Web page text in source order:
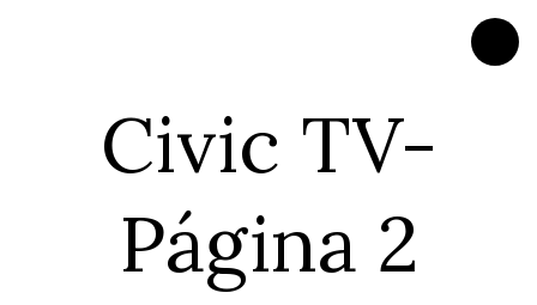
Civic TV-
Página 2